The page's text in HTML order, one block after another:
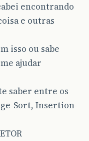
encontrando
e outras
isso ou sabe
ajudar
saber entre os
Sort, Insertion-